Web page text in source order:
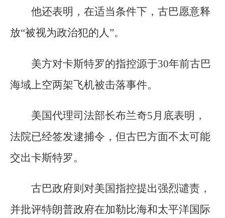
他还表明，在适当条件下，古巴愿意释
放“被视为政治犯的人”。
美方对卡斯特罗的指控源于30年前古巴
海域上空两架飞机被击落事件。
美国代理司法部长布兰奇5月底表明，
法院已经签发逮捕令，但古巴方面不太可能
交出卡斯特罗。
古巴政府则对美国指控提出强烈谴责，
并批评特朗普政府在加勒比海和太平洋国际